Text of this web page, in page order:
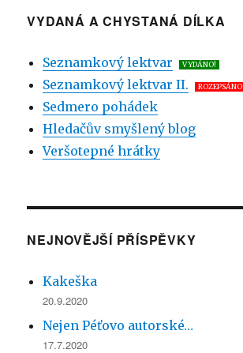
VYDANÁ A CHYSTANÁ DÍLKA
Seznamkový lektvar VYDÁNO!
Seznamkový lektvar II. ROZEPSÁNO
Sedmero pohádek
Hledačův smyšlený blog
Veršotepné hrátky
NEJNOVĚJŠÍ PŘÍSPĚVKY
Kakeška
20.9.2020
Nejen Péťovo autorské…
17.7.2020